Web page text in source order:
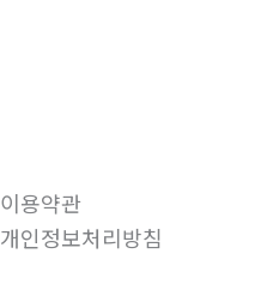
이용약관
개인정보처리방침